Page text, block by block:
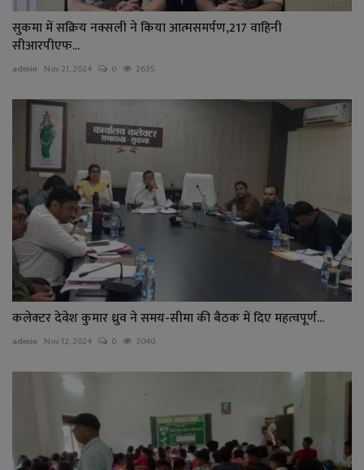
सुकमा में सक्रिय नक्सली ने किया आत्मसमर्पण,217 वाहिनी
सीआरपीएफ...
admin Nov 21, 2024 0 2635
कलेक्टर देवेश कुमार ध्रुव ने समय-सीमा की बैठक में दिए महत्वपूर्ण...
admin Nov 12, 2024 0 3040